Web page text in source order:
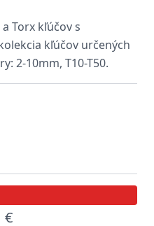
Torx kľúčov s
kľúčov určených
2-10mm, T10-T50.
€